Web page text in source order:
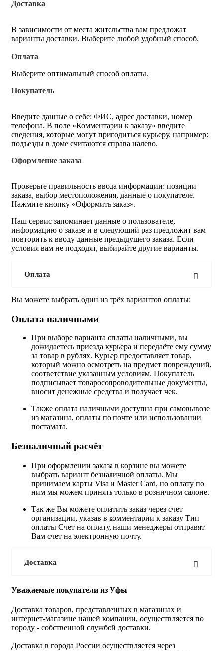
Доставка
В зависимости от места жительства вам предложат
варианты доставки. Выберите любой удобный способ.
Оплата
Выберите оптимальный способ оплаты.
Покупатель
Введите данные о себе: ФИО, адрес доставки, номер
телефона. В поле «Комментарии к заказу» введите
сведения, которые могут пригодиться курьеру, например:
подъезды в доме считаются справа налево.
Оформление заказа
Проверьте правильность ввода информации: позиции
заказа, выбор местоположения, данные о покупателе.
Нажмите кнопку «Оформить заказ».
Наш сервис запоминает данные о пользователе,
информацию о заказе и в следующий раз предложит вам
повторить к вводу данные предыдущего заказа. Если
условия вам не подходят, выбирайте другие варианты.
Оплата
Вы можете выбрать один из трёх вариантов оплаты:
Оплата наличными
При выборе варианта оплаты наличными, вы
дожидаетесь приезда курьера и передаёте ему сумму
за товар в рублях. Курьер предоставляет товар,
который можно осмотреть на предмет повреждений,
соответствие указанным условиям. Покупатель
подписывает товаросопроводительные документы,
вносит денежные средства и получает чек.
Также оплата наличными доступна при самовывозе
из магазина, оплаты по почте или использовании
постамата.
Безналичный расчёт
При оформлении заказа в корзине вы можете
выбрать вариант безналичной оплаты. Мы
принимаем карты Visa и Master Card, но оплату по
ним мы можем принять только в розничном салоне.
Так же Вы можете оплатить заказ через счет
организации, указав в комментарии к заказу Тип
оплаты Счет на оплату, наши менеджеры отправят
Вам счет на электронную почту.
Доставка
Уважаемые покупатели из Уфы
Доставка товаров, представленных в магазинах и
интернет-магазине нашей компании, осуществляется по
городу - собственной службой доставки.
Доставка в города России осуществляется через